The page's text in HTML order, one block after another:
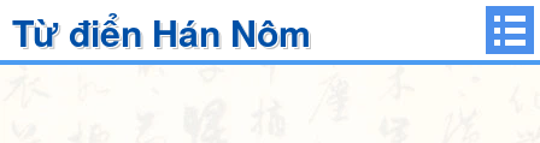
Từ điển Hán Nôm